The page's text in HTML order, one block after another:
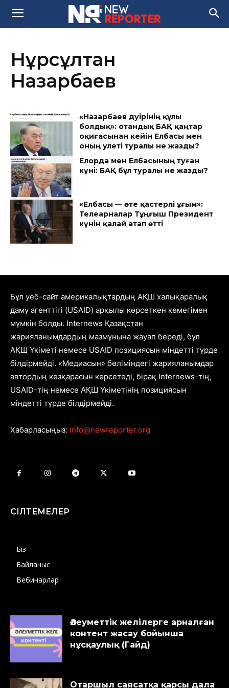
Нұрсұлтан
Назарбаев
«Назарбаев дәуірінің құлы
болдық»: отандық БАҚ қаңтар
оқиғасынан кейін Елбасы мен
оның әулеті туралы не жазды?
Елорда мен Елбасының туған
күні: БАҚ бұл туралы не жазды?
«Елбасы — өте қастерлі ұғым»:
Телеарналар Тұңғыш Президент
күнін қалай атап өтті
Бұл уеб-сайт америкалықтардың АҚШ халықаралық
даму агенттігі (USAID) арқылы көрсеткен көмегімен
мүмкін болды. Internews Қазақстан
жарияланымдардың мазмұнына жауап береді, бұл
АҚШ Үкіметі немесе USAID позициясын міндетті түрде
білдірмейді. «Медиасын» бөліміндегі жарияланымдар
автордың көзқарасын көрсетеді, бірақ Internews-тің,
USAID-тің немесе АҚШ Үкіметінің позициясын
міндетті түрде білдірмейді.
Хабарласыңыз: info@newreporter.org
СІЛТЕМЕЛЕР
Біз
Байланыс
Вебинарлар
Әлеуметтік желілерге арналған
контент жасау бойынша
нұсқаулық (Гайд)
Отаршыл саясатқа қарсы дала